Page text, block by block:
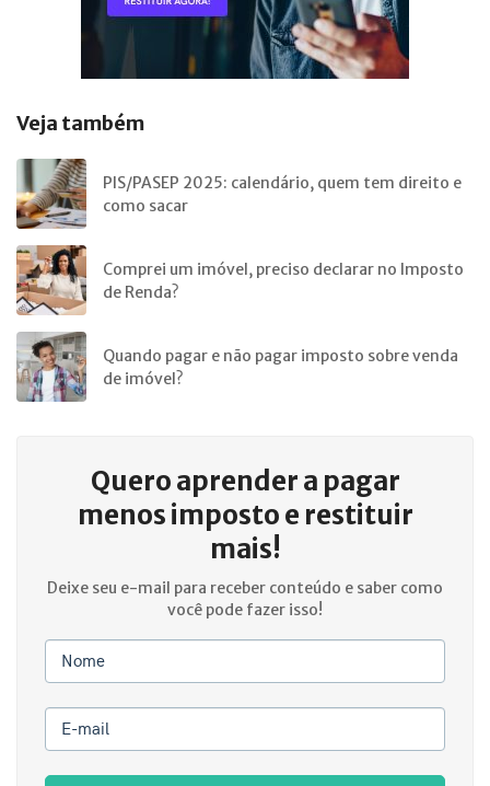
Veja também
PIS/PASEP 2025: calendário, quem tem direito e
como sacar
Comprei um imóvel, preciso declarar no Imposto
de Renda?
Quando pagar e não pagar imposto sobre venda
de imóvel?
Quero aprender a pagar
menos imposto e restituir
mais!
Deixe seu e-mail para receber conteúdo e saber como
você pode fazer isso!
Nome
E-mail